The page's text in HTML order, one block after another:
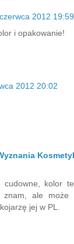
2012 19:59
i opakowanie!
2012 20:02
cudowne, kolor
znam, ale może
jej w PL.